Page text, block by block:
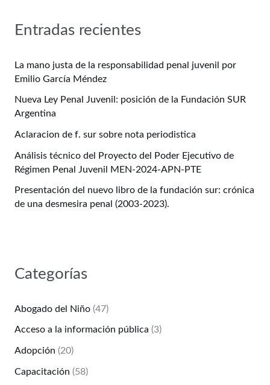
Entradas recientes
La mano justa de la responsabilidad penal juvenil por
Emilio García Méndez
Nueva Ley Penal Juvenil: posición de la Fundación SUR
Argentina
Aclaracion de f. sur sobre nota periodistica
Análisis técnico del Proyecto del Poder Ejecutivo de
Régimen Penal Juvenil MEN-2024-APN-PTE
Presentación del nuevo libro de la fundación sur: crónica
de una desmesira penal (2003-2023).
Categorías
Abogado del Niño(47)
Acceso a la información pública (3)
Adopción (20)
Capacitación (58)